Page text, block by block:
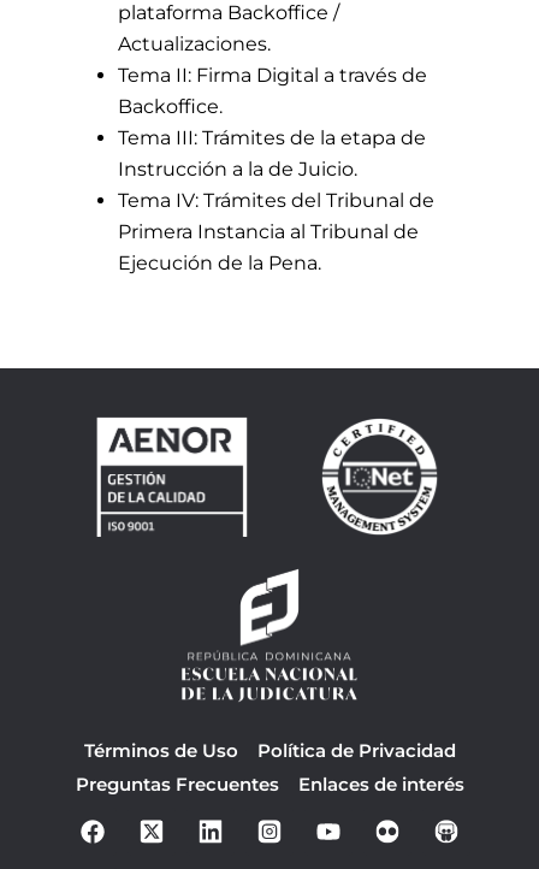
plataforma Backoffice /
Actualizaciones.
Tema II: Firma Digital a través de
Backoffice.
Tema III: Trámites de la etapa de
Instrucción a la de Juicio.
Tema IV: Trámites del Tribunal de
Primera Instancia al Tribunal de
Ejecución de la Pena.
Términos de Uso
Política de Privacidad
Preguntas Frecuentes
Enlaces de interés
F
a
o